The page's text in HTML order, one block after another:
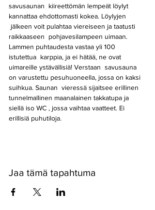
savusaunan  kiireettömän lempeät löylyt
kannattaa ehdottomasti kokea. Löylyjen
jälkeen voit pulahtaa viereiseen ja taatusti
raikkaaseen  pohjavesilampeen uimaan.
Lammen puhtaudesta vastaa yli 100
istutettua  karppia, ja ei hätää, ne ovat
uimareille ystävällisiä! Verstaan  savusauna
on varustettu pesuhuoneella, jossa on kaksi
suihkua. Saunan  vieressä sijaitsee erillinen
tunnelmallinen maanalainen takkatupa ja
siellä iso WC , jossa vaihtaa vaatteet. Ei
erillisiä puhutiloja.
Jaa tämä tapahtuma